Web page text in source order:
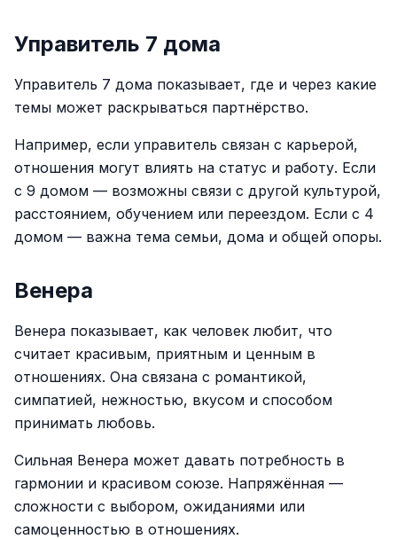
Управитель 7 дома
Управитель 7 дома показывает, где и через какие
темы может раскрываться партнёрство.
Например, если управитель связан с карьерой,
отношения могут влиять на статус и работу. Если
с 9 домом — возможны связи с другой культурой,
расстоянием, обучением или переездом. Если с 4
домом — важна тема семьи, дома и общей опоры.
Венера
Венера показывает, как человек любит, что
считает красивым, приятным и ценным в
отношениях. Она связана с романтикой,
симпатией, нежностью, вкусом и способом
принимать любовь.
Сильная Венера может давать потребность в
гармонии и красивом союзе. Напряжённая —
сложности с выбором, ожиданиями или
самоценностью в отношениях.